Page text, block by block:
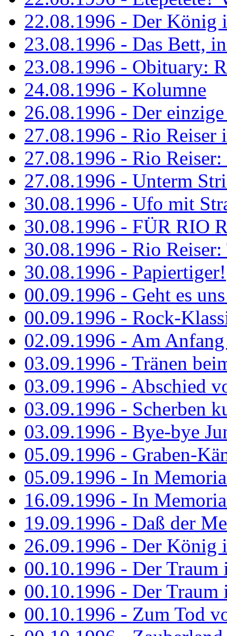
22.08.1996 - Der König
23.08.1996 - Das Bett,
23.08.1996 - Obituary:
24.08.1996 - Kolumne
26.08.1996 - Der
27.08.1996 - Rio Reiser
27.08.1996 - Rio
27.08.1996 - Unterm
30.08.1996 - Ufo mit
30.08.1996 - FÜR RIO
30.08.1996 - Rio
30.08.1996 - Papiertiger!
00.09.1996 - Geht es
00.09.1996 - Rock-
02.09.1996 - Am
03.09.1996 - Tränen
03.09.1996 - Abschied
03.09.1996 - Scherben
03.09.1996 - Bye-bye
05.09.1996 - Graben-
05.09.1996 - In
16.09.1996 - In
19.09.1996 - Daß der
26.09.1996 - Der König
00.10.1996 - Der Traum
00.10.1996 - Der Traum
00.10.1996 - Zum Tod